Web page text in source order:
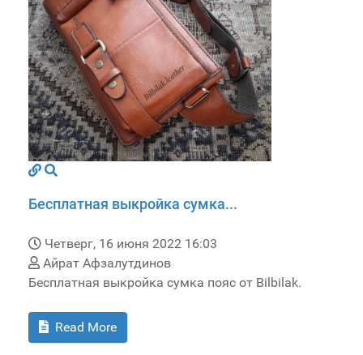
Бесплатная выкройка сумка...
Четверг, 16 июня 2022 16:03
Айрат Афзалутдинов
Бесплатная выкройка сумка пояс от Bilbilak.
Read More